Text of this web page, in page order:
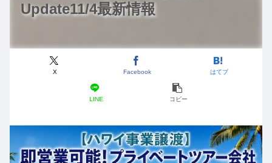
Update11/4最新情報
X Facebook はてブ
LINE コピー